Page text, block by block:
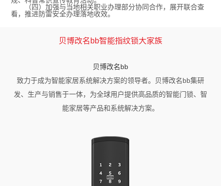
（四）加强与当地相关职业办理部分协同合作，展开联合查
看，推进防雷安全办理落地收效。
贝博改名bb智能指纹锁大家族
贝博改名bb
致力于成为智能家居系统解决方案的领导者。贝博改名bb集研
发、生产与销售于一体，为全球用户提供高品质的智能门锁、智
能家居等产品和系统解决方案。